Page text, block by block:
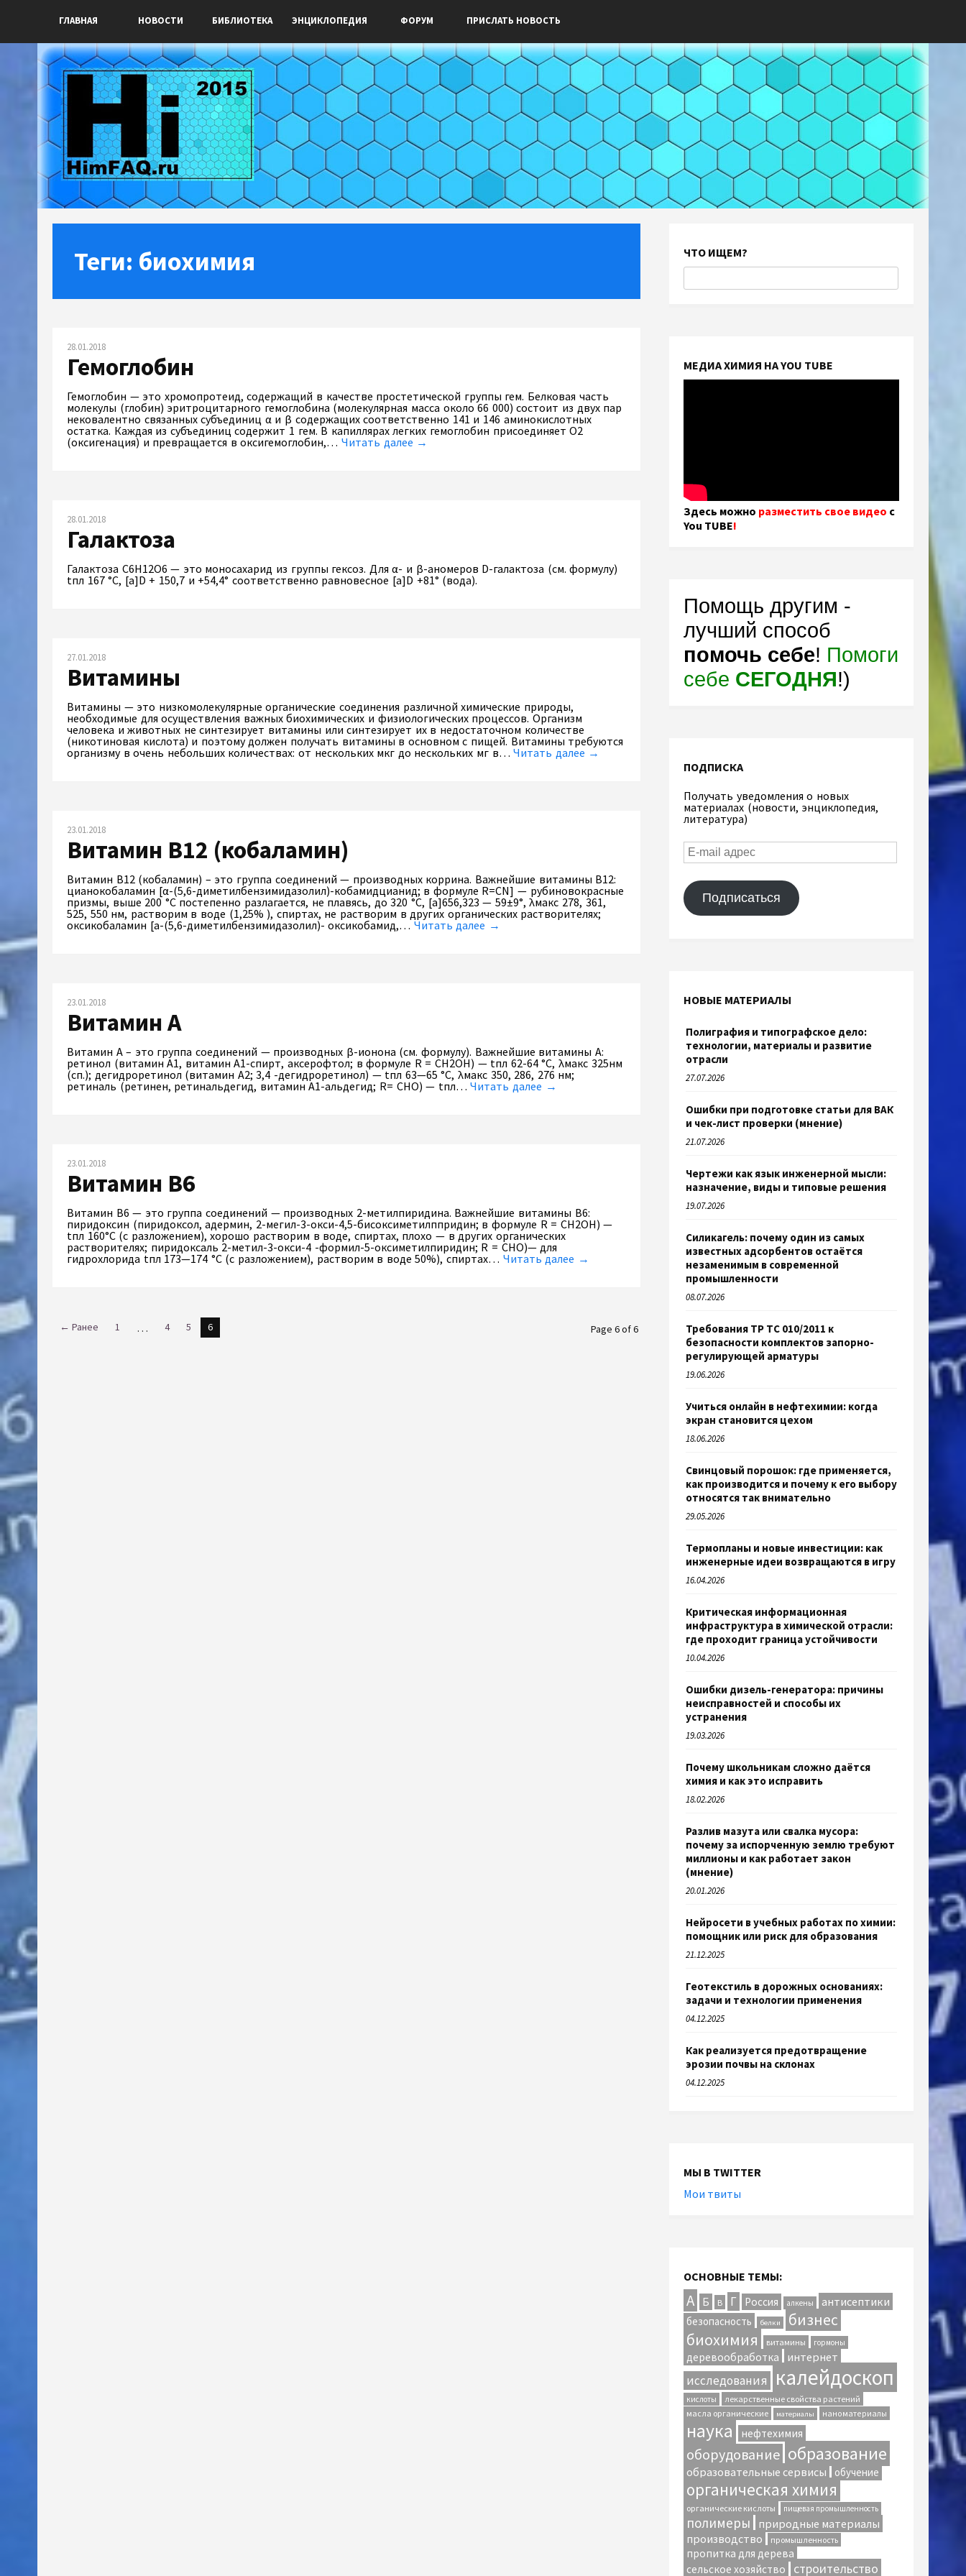
ГЛАВНАЯ НОВОСТИ БИБЛИОТЕКА ЭНЦИКЛОПЕДИЯ ФОРУМ ПРИСЛАТЬ НОВОСТЬ
Теги: биохимия
28.01.2018
Гемоглобин
Гемоглобин — это хромопротеид, содержащий в качестве простетической группы гем. Белковая часть
молекулы (глобин) эритроцитарного гемоглобина (молекулярная масса около 66 000) состоит из двух пар
нековалентно связанных субъединиц α и β содержащих соответственно 141 и 146 аминокислотных
остатка. Каждая из субъединиц содержит 1 гем. В капиллярах легких гемоглобин присоединяет О2
(оксигенация) и превращается в оксигемоглобин,…Читать далее →
28.01.2018
Галактоза
Галактоза C6H12O6 — это моносахарид из группы гексоз. Для α- и β-аномеров D-галактоза (см. формулу)
tпл 167 °С, [а]D + 150,7 и +54,4° соответственно равновесное [а]D +81° (вода).
27.01.2018
Витамины
Витамины — это низкомолекулярные органические соединения различной химические природы,
необходимые для осуществления важных биохимических и физиологических процессов. Организм
человека и животных не синтезирует витамины или синтезирует их в недостаточном количестве
(никотиновая кислота) и поэтому должен получать витамины в основном с пищей. Витамины требуются
организму в очень небольших количествах: от нескольких мкг до нескольких мг в…Читать далее →
23.01.2018
Витамин В12 (кобаламин)
Витамин В12 (кобаламин) – это группа соединений — производных коррина. Важнейшие витамины В12:
цианокобаламин [α-(5,6-диметилбензимидазолил)-кобамидцианид; в формуле R=CN] — рубиновокрасные
призмы, выше 200 °С постепенно разлагается, не плавясь, до 320 °С, [a]656,323 — 59±9°, λмакс 278, 361,
525, 550 нм, растворим в воде (1,25% ), спиртах, не растворим в других органических растворителях;
оксикобаламин [а-(5,6-диметилбензимидазолил)- оксикобамид,… Читать далее →
23.01.2018
Витамин А
Витамин А – это группа соединений — производных β-ионона (см. формулу). Важнейшие витамины А:
ретинол (витамин A1, витамин A1-спирт, аксерофтол; в формуле R = CH2OH) — tпл 62-64 °С, λмакс 325нм
(сп.); дегидроретинол (витамин А2; 3,4 -дегидроретинол) — tпл 63—65 °С, λмакс 350, 286, 276 нм;
ретиналь (ретинен, ретинальдегид, витамин A1-альдегид; R= СНО) — tпл…Читать далее →
23.01.2018
Витамин B6
Витамин B6 — это группа соединений — производных 2-метилпиридина. Важнейшие витамины В6:
пиридоксин (пиридоксол, адермин, 2-мегил-3-окси-4,5-бисоксиметилппридин; в формуле R = СН2ОН) —
tпл 160°С (с разложением), хорошо растворим в воде, спиртах, плохо — в других органических
растворителях; пиридоксаль 2-метил-3-окси-4 -формил-5-оксиметилпиридин; R = CHO)— для
гидрохлорида tпл 173—174 °С (с разложением), растворим в воде 50%), спиртах… Читать далее →
← Ранее 1 … 4 5 6 Page 6 of 6
ЧТО ИЩЕМ?
МЕДИА ХИМИЯ НА YOU TUBE
Здесь можно разместить свое видео с
You TUBE!
Помощь другим -
лучший способ
помочь себе! Помоги
себе СЕГОДНЯ!)
ПОДПИСКА
Получать уведомления о новых
материалах (новости, энциклопедия,
литература)
Подписаться
НОВЫЕ МАТЕРИАЛЫ
Полиграфия и типографское дело:
технологии, материалы и развитие
отрасли
27.07.2026
Ошибки при подготовке статьи для ВАК
и чек-лист проверки (мнение)
21.07.2026
Чертежи как язык инженерной мысли:
назначение, виды и типовые решения
19.07.2026
Силикагель: почему один из самых
известных адсорбентов остаётся
незаменимым в современной
промышленности
08.07.2026
Требования ТР ТС 010/2011 к
безопасности комплектов запорно-
регулирующей арматуры
19.06.2026
Учиться онлайн в нефтехимии: когда
экран становится цехом
18.06.2026
Свинцовый порошок: где применяется,
как производится и почему к его выбору
относятся так внимательно
29.05.2026
Термопланы и новые инвестиции: как
инженерные идеи возвращаются в игру
16.04.2026
Критическая информационная
инфраструктура в химической отрасли:
где проходит граница устойчивости
10.04.2026
Ошибки дизель-генератора: причины
неисправностей и способы их
устранения
19.03.2026
Почему школьникам сложно даётся
химия и как это исправить
18.02.2026
Разлив мазута или свалка мусора:
почему за испорченную землю требуют
миллионы и как работает закон
(мнение)
20.01.2026
Нейросети в учебных работах по химии:
помощник или риск для образования
21.12.2025
Геотекстиль в дорожных основаниях:
задачи и технологии применения
04.12.2025
Как реализуется предотвращение
эрозии почвы на склонах
04.12.2025
МЫ В TWITTER
Мои твиты
ОСНОВНЫЕ ТЕМЫ:
А Б В Г Россия алкены антисептики
безопасность белки бизнес
биохимия витамины гормоны
деревообработка интернет
исследования калейдоскоп
кислоты
лекарственные свойства растений
масла органические
материалы наноматериалы
наука нефтехимия
оборудование образование
образовательные сервисы обучение
органическая химия
органические кислоты пищевая промышленность
полимеры
природные материалы
производство
промышленность
пропитка для дерева
сельское хозяйство
строительство